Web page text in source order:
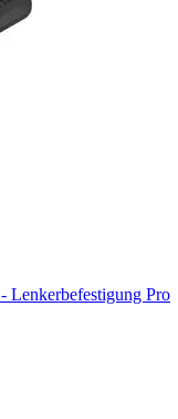
Lenkerbefestigung Pro